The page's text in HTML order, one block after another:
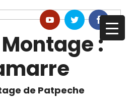
:
de Patpeche